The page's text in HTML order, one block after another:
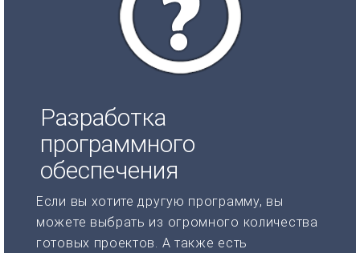
Разработка
программного
обеспечения
Если вы хотите другую программу, вы
можете выбрать из огромного количества
готовых проектов. А также есть